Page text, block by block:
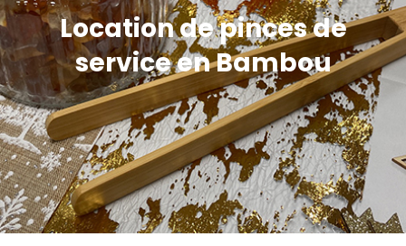
Location de pinces de
service en Bambou